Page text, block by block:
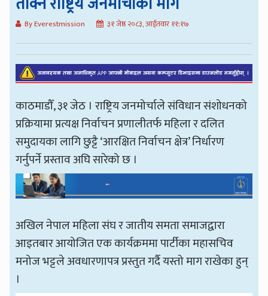
By Everestmission ३१ जेष्ठ २०८३, आईतवार ११:१७
काठमाडौँ, ३१ जेठ । राष्ट्रिय जनमोर्चाले संविधान संशोधनको
प्रक्रियामा प्रत्यक्ष निर्वाचन प्रणालीतर्फ महिला र दलित
समुदायका लागि छुट्टै ‘आरक्षित निर्वाचन क्षेत्र’ निर्धारण
गर्नुपर्ने प्रस्ताव अघि सारेको छ ।
अखिल नेपाल महिला संघ र जातीय समता समाजद्वारा
आइतबार आयोजित एक कार्यक्रममा पार्टीका महासचिव
मनोज भट्टले अवधारणापत्र प्रस्तुत गर्दै यस्तो माग राखेका हुन्
।